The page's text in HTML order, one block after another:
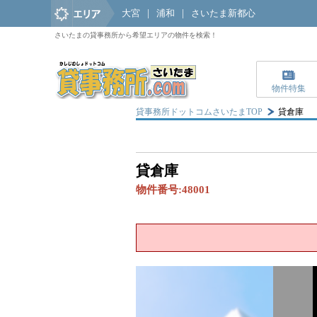
大宮 浦和 さいたま新都心
さいたまの貸事務所から希望エリアの物件を検索！
物件特集
貸事務所ドットコムさいたまTOP 貸倉庫
貸倉庫
物件番号:48001